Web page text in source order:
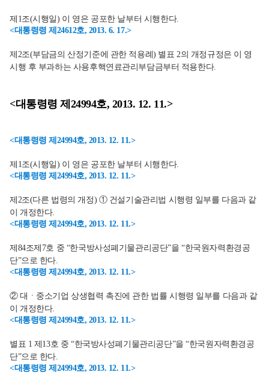
제1조(시행일) 이 영은 공포한 날부터 시행한다.
<대통령령 제24612호, 2013. 6. 17.>
제2조(부담금의 산정기준에 관한 적용례) 별표 2의 개정규정은 이 영
시행 후 부과하는 사용후핵연료관리부담금부터 적용한다.
<대통령령 제24994호, 2013. 12. 11.>
<대통령령 제24994호, 2013. 12. 11.>
제1조(시행일) 이 영은 공포한 날부터 시행한다.
<대통령령 제24994호, 2013. 12. 11.>
제2조(다른 법령의 개정) ① 건설기술관리법 시행령 일부를 다음과 같
이 개정한다.
<대통령령 제24994호, 2013. 12. 11.>
제84조제7호 중 “한국방사성폐기물관리공단”을 “한국원자력환경공
단”으로 한다.
<대통령령 제24994호, 2013. 12. 11.>
② 대ㆍ중소기업 상생협력 촉진에 관한 법률 시행령 일부를 다음과 같
이 개정한다.
<대통령령 제24994호, 2013. 12. 11.>
별표 1 제13호 중 “한국방사성폐기물관리공단”을 “한국원자력환경공
단”으로 한다.
<대통령령 제24994호, 2013. 12. 11.>